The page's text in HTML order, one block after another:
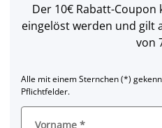
Der 10€ Rabatt-
eingelöst werden und gilt
von
Alle mit einem Sternchen (*)
Pflichtfelder.
Vorname *